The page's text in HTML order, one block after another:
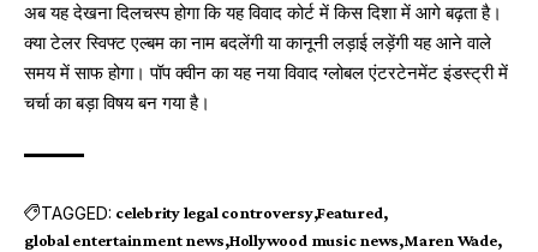
अब यह देखना दिलचस्प होगा कि यह विवाद कोर्ट में किस दिशा में आगे बढ़ता है।
क्या टेलर स्विफ्ट एल्बम का नाम बदलेंगी या कानूनी लड़ाई लड़ेंगी यह आने वाले
समय में साफ होगा। पॉप क्वीन का यह नया विवाद ग्लोबल एंटरटेनमेंट इंडस्ट्री में
चर्चा का बड़ा विषय बन गया है।
TAGGED: celebrity legal controversy Featured
global entertainment news Hollywood music news Maren Wade